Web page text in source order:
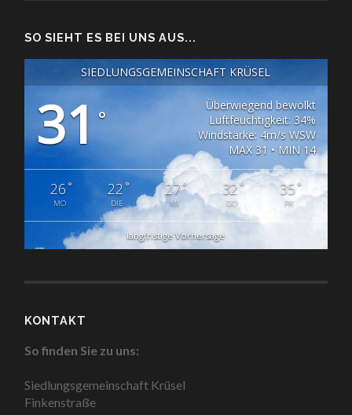
SO SIEHT ES BEI UNS AUS...
SIEDLUNGSGEMEINSCHAFT KRÜSEL
31°
Überwiegend bewölkt
Luftfeuchtigkeit: 34%
Windstärke: 4m/s WSW
MAX 31 • MIN 14
26°
MO
22 °
DIE
27°
MI
32°
DO
35°
FR
langfristige Vorhersage
KONTAKT
So finden Sie zu uns:
Siedlungsgemeinschaft Krüsel
Finkenstraße